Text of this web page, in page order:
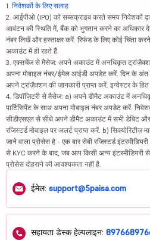
1. निवेशकों के लिए सलाह
2. आईपीओ (IPO) को सब्सक्राइब करते समय निवेशकों
आवंटन की स्थिति में, बैंक को भुगतान करने का अधिकार
नंबर लिखें और हस्ताक्षर करें. रिफंड के लिए कोई चिंता
अकाउंट में ही रहते हैं.
3. एक्सचेंज से मैसेज: अपने अकाउंट में अनधिकृत
अपना मोबाइल नंबर/ईमेल आईडी अपडेट करें. दिन के
अपने ट्रांज़ैक्शन की जानकारी प्राप्त करें. इन्वेस्टर के हित
4. डिपॉज़िटरी से मैसेज: a) अपने डीमैट अकाउंट में
पार्टिसिपेंट के साथ अपना मोबाइल नंबर अपडेट करें.
सीडीएसएल से सीधे अपने डीमैट अकाउंट में सभी डेबिट
रजिस्टर्ड मोबाइल पर अलर्ट प्राप्त करें. b)
जाने वाला प्रोसेस है - एक बार सेबी रजिस्टर्ड
से KYC करने के बाद, जब आप किसी अन्य इंटरमीडियरी
प्रोसेस दोहराने की आवश्यकता नहीं है.
ईमेल: support@5paisa.com
सहायता डेस्क हेल्पलाइन: